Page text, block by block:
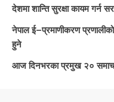
देशमा शान्ति सुरक्षा कायम गर्न
नेपाल ई–प्रमाणीकरण
हुने
आज दिनभरका प्रमुख २०